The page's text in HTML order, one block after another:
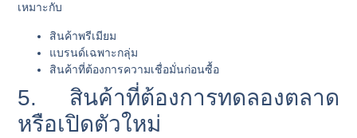
เหมาะกับ
สินค้าพรีเมียม
แบรนด์เฉพาะกลุ่ม
สินค้าที่ต้องการความเชื่อมั่นก่อนซื้อ
5. สินค้าที่ต้องการทดลองตลาด
หรือเปิดตัวใหม่